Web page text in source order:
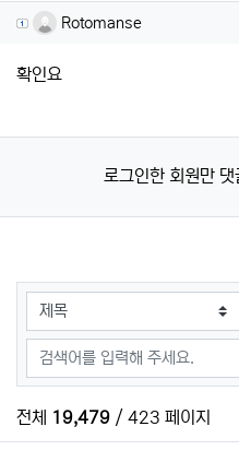
Rotomanse님의
Rotomanse
확인요
로그인한 회원만
검색대상
검색어
전체 19,479 / 423 페이지